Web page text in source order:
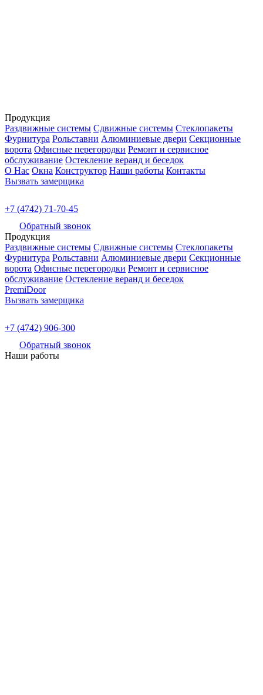
Продукция
Раздвижные системы Сдвижные системы Стеклопакеты
Фурнитура Рольставни Алюминиевые двери Секционные
ворота Офисные перегородки Ремонт и сервисное
обслуживание Остекление веранд и беседок
О Нас Окна Конструктор Наши работы Контакты
Вызвать замерщика
+7 (4742) 71-70-45
Обратный звонок
Продукция
Раздвижные системы Сдвижные системы Стеклопакеты
Фурнитура Рольставни Алюминиевые двери Секционные
ворота Офисные перегородки Ремонт и сервисное
обслуживание Остекление веранд и беседок
PremiDoor
Вызвать замерщика
+7 (4742) 906-300
Обратный звонок
Наши работы